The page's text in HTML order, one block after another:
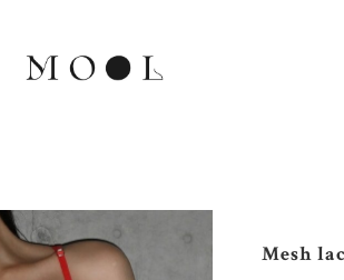
Mesh